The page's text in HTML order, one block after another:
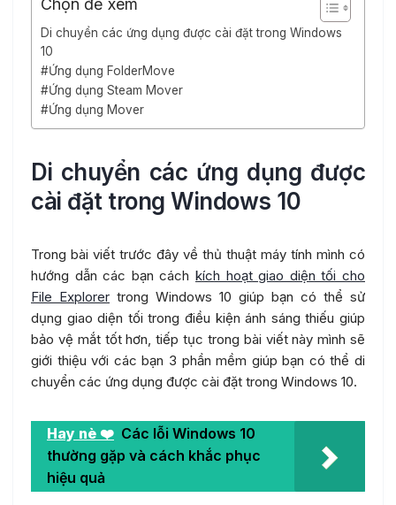
Chọn để xem
Di chuyển các ứng dụng được cài đặt trong Windows
10
#Ứng dụng FolderMove
#Ứng dụng Steam Mover
#Ứng dụng Mover
Di chuyển các ứng dụng được
cài đặt trong Windows 10
Trong bài viết trước đây về thủ thuật máy tính mình có
hướng dẫn các bạn cách kích hoạt giao diện tối cho
File Explorer trong Windows 10 giúp bạn có thể sử
dụng giao diện tối trong điều kiện ánh sáng thiếu giúp
bảo vệ mắt tốt hơn, tiếp tục trong bài viết này mình sẽ
giới thiệu với các bạn 3 phần mềm giúp bạn có thể di
chuyển các ứng dụng được cài đặt trong Windows 10.
Hay nè ❤️ Các lỗi Windows 10
thường gặp và cách khắc phục
hiệu quả